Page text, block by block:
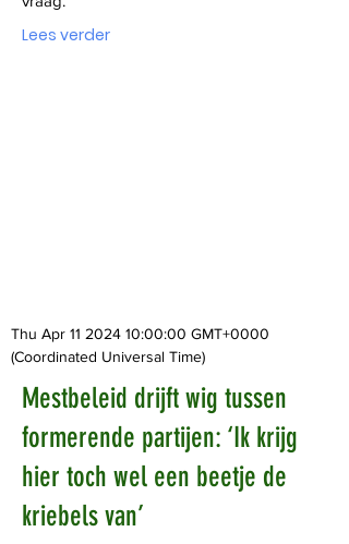
Lees verder
Thu Apr 11 2024 10:00:00 GMT+0000
(Coordinated Universal Time)
Mestbeleid drijft wig tussen
formerende partijen: ‘Ik krijg
hier toch wel een beetje de
kriebels van’